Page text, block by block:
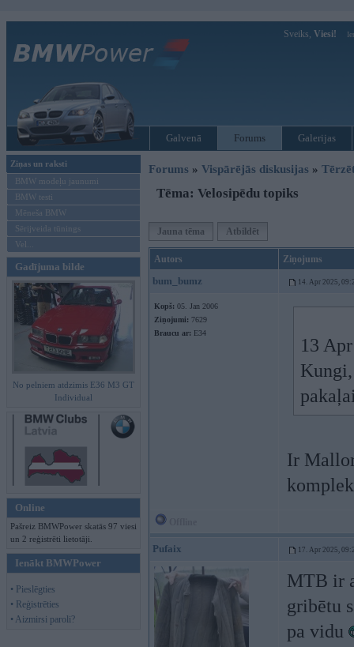
Sveiks, Viesi!
Galvenā Forums Galerijas
Ziņas un raksti
BMW modeļu jaunumi
BMW testi
Mēneša BMW
Sērijveida tūnings
Vel...
Gadījuma bilde
No pelniem atdzimis E36 M3 GT
Individual
Online
Pašreiz BMWPower skatās 97 viesi
un 2 reģistrēti lietotāji.
Ienākt BMWPower
• Pieslēgties
• Reģistrēties
• Aizmirsi paroli?
Forums » Vispārējās diskusijas »
Tēma: Velosipēdu topiks
Jauna tēma Atbildēt
Autors Ziņojums
bum_bumz 14. Apr 2025,
Kopš: 05. Jan 2006
Ziņojumi: 7629
Braucu ar: E34
13
Ir
Pufaix 17. Apr 2025,
MTB ir
gribētu
pa vidu